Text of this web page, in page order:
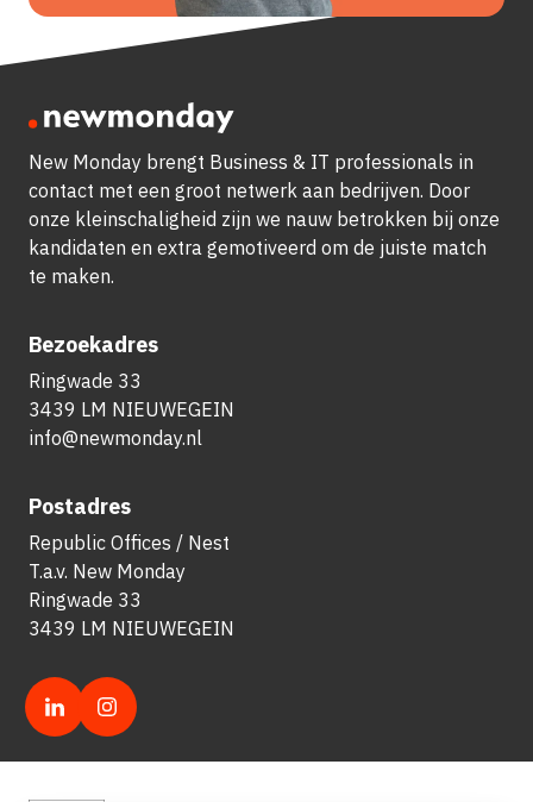
New Monday brengt Business & IT professionals in
contact met een groot netwerk aan bedrijven. Door
onze kleinschaligheid zijn we nauw betrokken bij onze
kandidaten en extra gemotiveerd om de juiste match
te maken.
Bezoekadres
Ringwade 33
3439 LM NIEUWEGEIN
info@newmonday.nl
Postadres
Republic Offices / Nest
T.a.v. New Monday
Ringwade 33
3439 LM NIEUWEGEIN